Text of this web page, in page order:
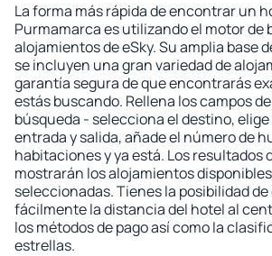
La forma más rápida de encontrar un
Purmamarca es utilizando el motor de
alojamientos de eSky. Su amplia base
se incluyen una gran variedad de
garantía segura de que encontrarás
estás buscando. Rellena los campos
búsqueda - selecciona el destino,
entrada y salida, añade el número de
habitaciones y ya está. Los resultados
mostrarán los alojamientos
seleccionadas. Tienes la posibilidad
fácilmente la distancia del hotel al
los métodos de pago así como la
estrellas.